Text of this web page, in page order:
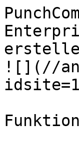
![](//